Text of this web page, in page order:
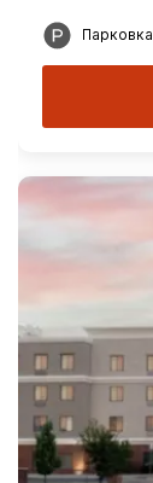
Парковка